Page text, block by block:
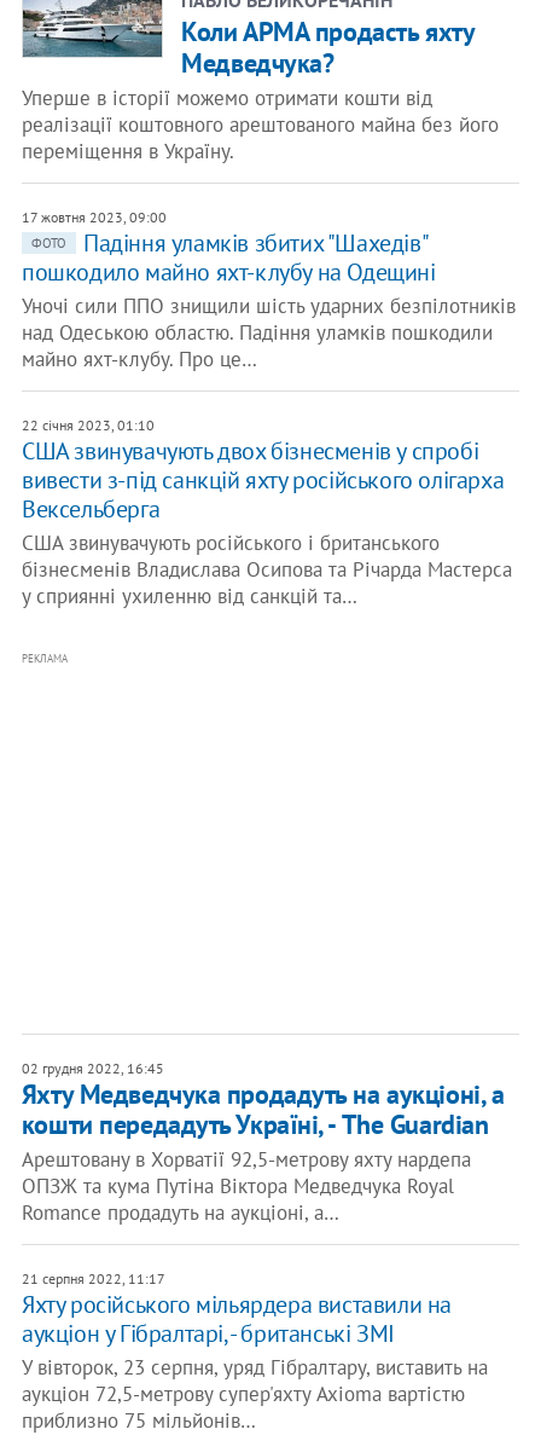
Коли АРМА продасть яхту
Медведчука?
Уперше в історії можемо отримати кошти від
реалізації коштовного арештованого майна без його
переміщення в Україну.
17 жовтня 2023, 09:00
ФОТО
Падіння уламків збитих "Шахедів"
пошкодило майно яхт-клубу на Одещині
Уночі сили ППО знищили шість ударних безпілотників
над Одеською областю. Падіння уламків пошкодили
майно яхт-клубу. Про це…
22 січня 2023, 01:10
США звинувачують двох бізнесменів у спробі
вивести з-під санкцій яхту російського олігарха
Вексельберга
США звинувачують російського і британського
бізнесменів Владислава Осипова та Річарда Мастерса
у сприянні ухиленню від санкцій та…
РЕКЛАМА
02 грудня 2022, 16:45
Яхту Медведчука продадуть на аукціоні, а
кошти передадуть Україні, - The Guardian
Арештовану в Хорватії 92,5-метрову яхту нардепа
ОПЗЖ та кума Путіна Віктора Медведчука Royal
Romance продадуть на аукціоні, а…
21 серпня 2022, 11:17
​Яхту російського мільярдера виставили на
аукціон у Гібралтарі, - британські ЗМІ
У вівторок, 23 серпня, уряд Гібралтару, виставить на
аукціон 72,5-метрову супер'яхту Axioma вартістю
приблизно 75 мільйонів…